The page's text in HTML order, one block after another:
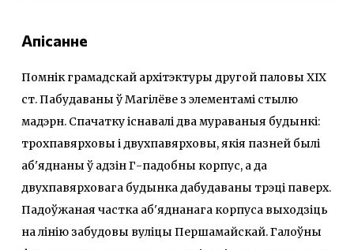
Апісанне
Помнік грамадскай архітэктуры другой паловы XIX
ст. Пабудаваны ў Магілёве з элементамі стылю
мадэрн. Спачатку існавалі два мураваныя будынкі:
трохпавярховы і двухпавярховы, якія пазней былі
аб'яднаны ў адзін Г-падобны корпус, а да
двухпавярховага будынка дабудаваны трэці паверх.
Падоўжаная частка аб'яднанага корпуса выходзіць
на лінію забудовы вуліцы Першамайскай. Галоўны